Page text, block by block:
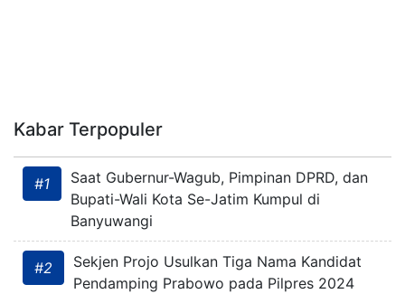
Kabar Terpopuler
#1
Saat Gubernur-Wagub, Pimpinan DPRD, dan
Bupati-Wali Kota Se-Jatim Kumpul di
Banyuwangi
#2
Sekjen Projo Usulkan Tiga Nama Kandidat
Pendamping Prabowo pada Pilpres 2024